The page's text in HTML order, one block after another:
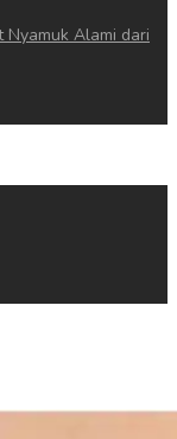
Nyamuk Alami dari